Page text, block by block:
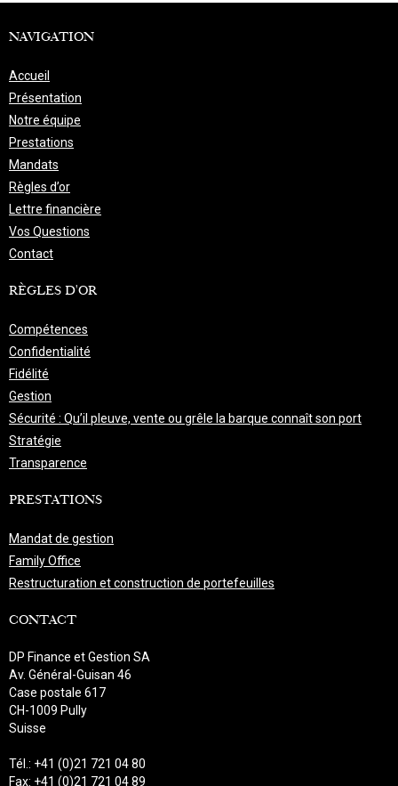
NAVIGATION
Accueil
Présentation
Notre équipe
Prestations
Mandats
Règles d’or
Lettre financière
Vos Questions
Contact
RÈGLES D'OR
Compétences
Confidentialité
Fidélité
Gestion
Sécurité : Qu’il pleuve, vente ou grêle la barque connaît son port
Stratégie
Transparence
PRESTATIONS
Mandat de gestion
Family Office
Restructuration et construction de portefeuilles
CONTACT
DP Finance et Gestion SA
Av. Général-Guisan 46
Case postale 617
CH-1009 Pully
Suisse
Tél.: +41 (0)21 721 04 80
Fax: +41 (0)21 721 04 89